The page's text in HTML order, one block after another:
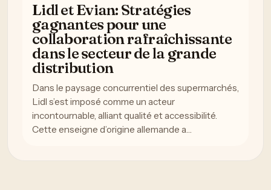
Lidl et Evian: Stratégies
gagnantes pour une
collaboration rafraîchissante
dans le secteur de la grande
distribution
Dans le paysage concurrentiel des supermarchés,
Lidl s’est imposé comme un acteur
incontournable, alliant qualité et accessibilité.
Cette enseigne d’origine allemande a…